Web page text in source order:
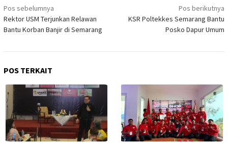
Navigasi
pos
Pos sebelumnya
Rektor USM Terjunkan Relawan
Bantu Korban Banjir di Semarang
Pos berikutnya
KSR Poltekkes Semarang Bantu
Posko Dapur Umum
POS TERKAIT